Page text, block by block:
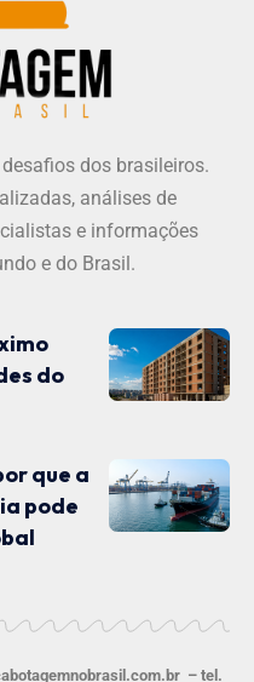
dos brasileiros.
análises de
e informações
e do Brasil.
do
que a
pode
– tel.